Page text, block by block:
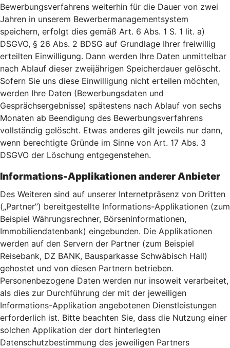
Bewerbungsverfahrens weiterhin für die Dauer von zwei
Jahren in unserem Bewerbermanagementsystem
speichern, erfolgt dies gemäß Art. 6 Abs. 1 S. 1 lit. a)
DSGVO, § 26 Abs. 2 BDSG auf Grundlage Ihrer freiwillig
erteilten Einwilligung. Dann werden Ihre Daten unmittelbar
nach Ablauf dieser zweijährigen Speicherdauer gelöscht.
Sofern Sie uns diese Einwilligung nicht erteilen möchten,
werden Ihre Daten (Bewerbungsdaten und
Gesprächsergebnisse) spätestens nach Ablauf von sechs
Monaten ab Beendigung des Bewerbungsverfahrens
vollständig gelöscht. Etwas anderes gilt jeweils nur dann,
wenn berechtigte Gründe im Sinne von Art. 17 Abs. 3
DSGVO der Löschung entgegenstehen.
Informations-Applikationen anderer Anbieter
Des Weiteren sind auf unserer Internetpräsenz von Dritten
(„Partner”) bereitgestellte Informations-Applikationen (zum
Beispiel Währungsrechner, Börseninformationen,
Immobiliendatenbank) eingebunden. Die Applikationen
werden auf den Servern der Partner (zum Beispiel
Reisebank, DZ BANK, Bausparkasse Schwäbisch Hall)
gehostet und von diesen Partnern betrieben.
Personenbezogene Daten werden nur insoweit verarbeitet,
als dies zur Durchführung der mit der jeweiligen
Informations-Applikation angebotenen Dienstleistungen
erforderlich ist. Bitte beachten Sie, dass die Nutzung einer
solchen Applikation der dort hinterlegten
Datenschutzbestimmung des jeweiligen Partners